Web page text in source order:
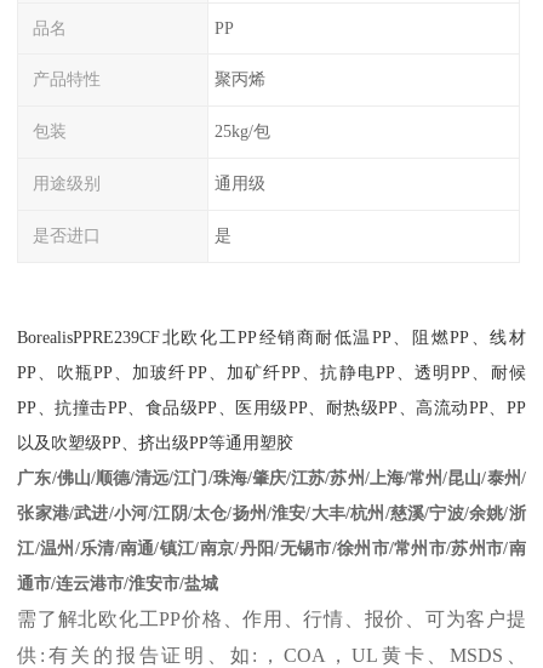
品名 PP
产品特性 聚丙烯
包装 25kg/包
用途级别 通用级
是否进口 是
BorealisPPRE239CF北欧化工PP经销商耐低温PP、阻燃PP、线材
PP、吹瓶PP、加玻纤PP、加矿纤PP、抗静电PP、透明PP、耐候
PP、抗撞击PP、食品级PP、医用级PP、耐热级PP、高流动PP、 PP
以及吹塑级PP、挤出级PP等通用塑胶
广东/佛山/顺德/清远/江门/珠海/肇庆/江苏/苏州/上海/常州/昆山/泰州/
张家港/武进/小河/江阴/太仓/扬州/淮安/大丰/杭州/慈溪/宁波/余姚/浙
江/温州/乐清/南通/镇江/南京/丹阳/无锡市/徐州市/常州市/苏州市/南
通市/连云港市/淮安市/盐城
需了解北欧化工PP价格、作用、行情、报价、可为客户提
供 : 有关的报告证明、如 : ， COA，UL 黄卡、 MSDS 、